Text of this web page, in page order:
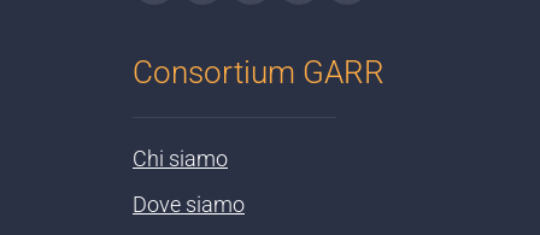
Consortium GARR
Chi siamo
Dove siamo